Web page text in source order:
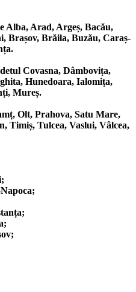
Alba, Arad, Argeș, Bacău,
Brașov, Brăila, Buzău, Caraș-
Covasna, Dâmbovița,
Hunedoara, Ialomița,
Mureș.
Olt, Prahova, Satu Mare,
Timiș, Tulcea, Vaslui, Vâlcea,